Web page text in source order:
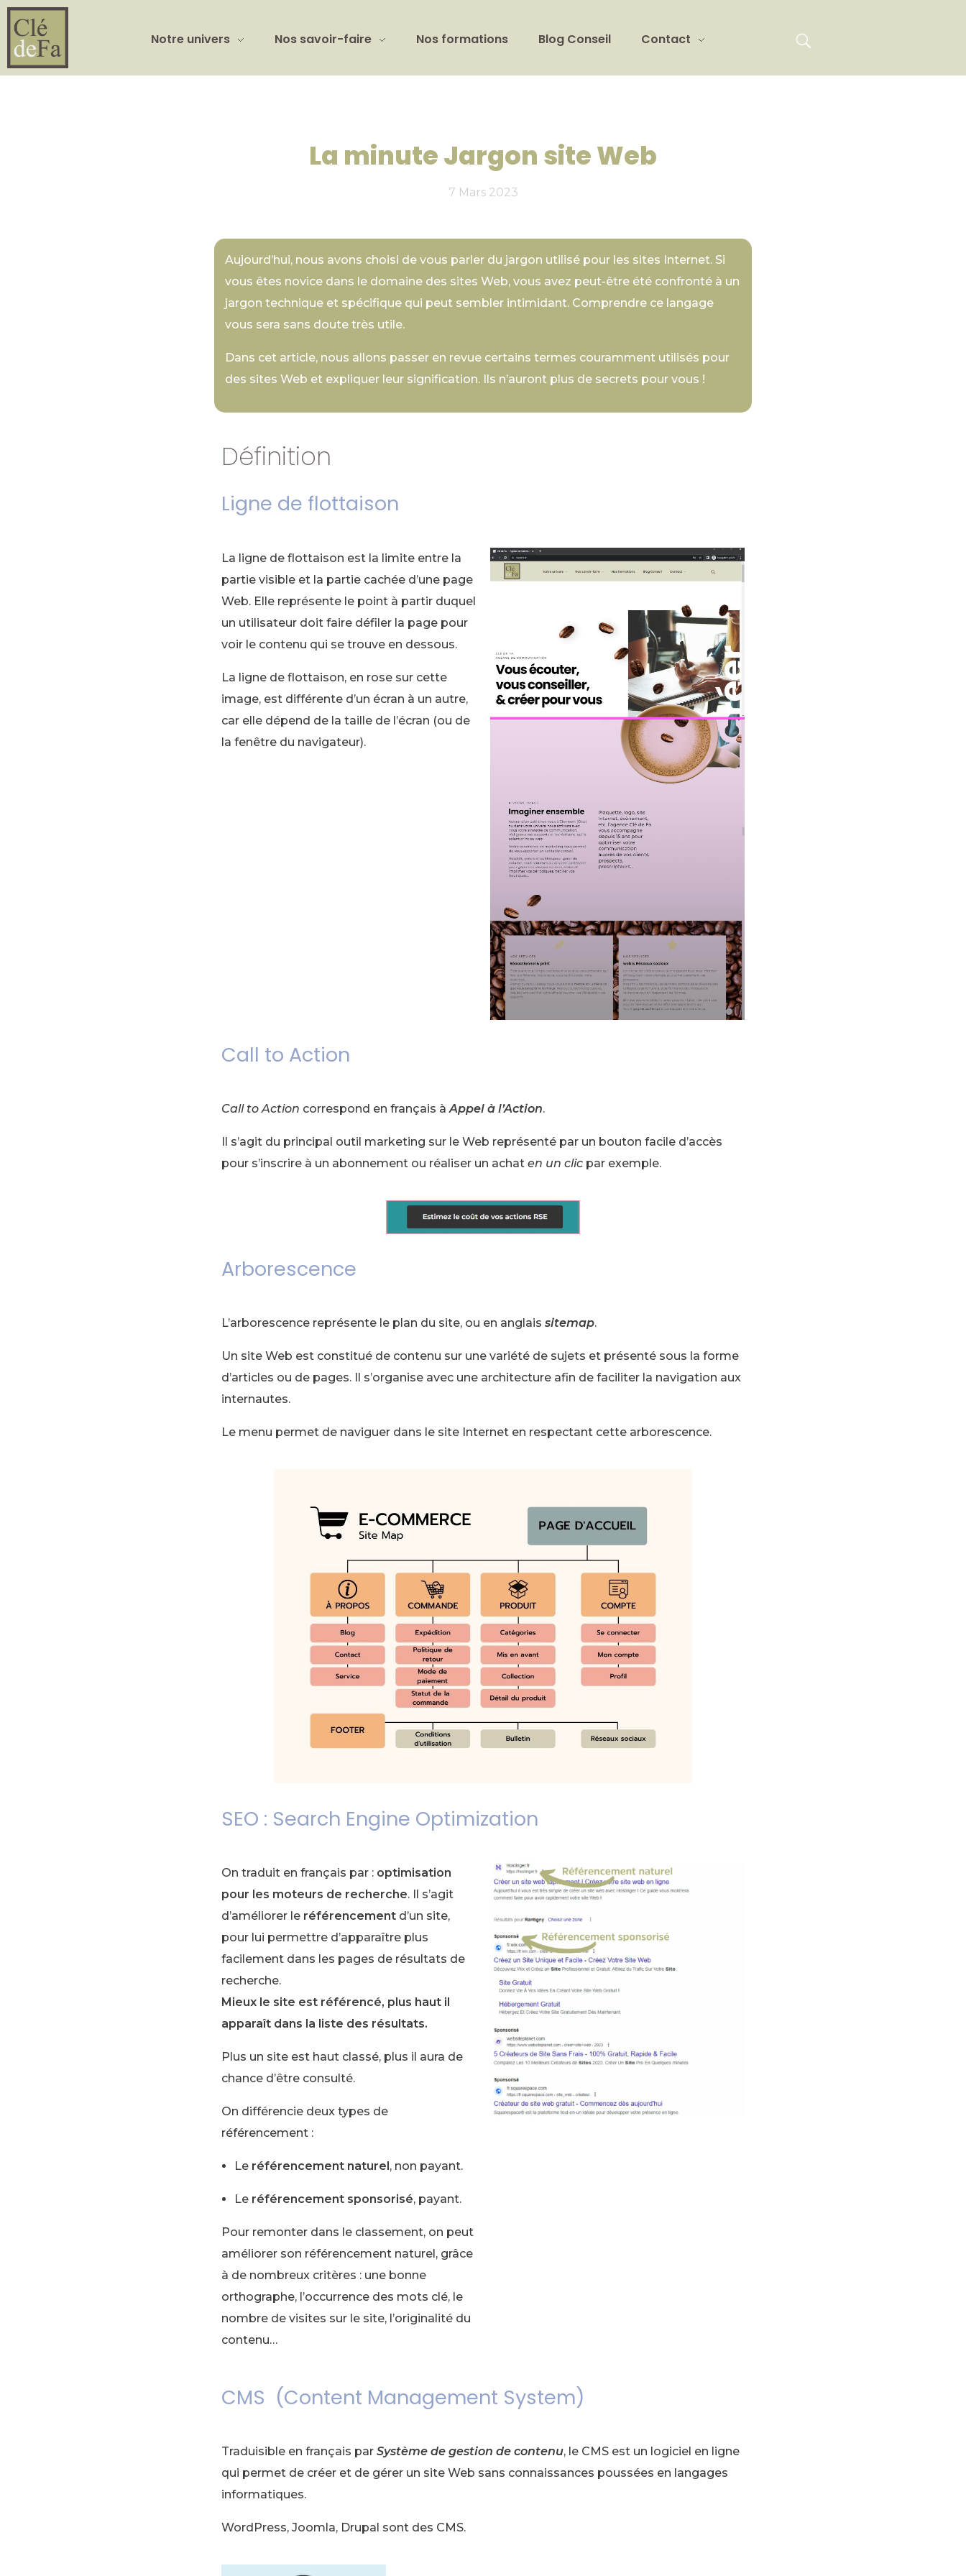
Notre univers Nos savoir-faire Nos formations Blog Conseil Contact
La minute Jargon site Web
7 Mars 2023
Aujourd’hui, nous avons choisi de vous parler du jargon utilisé pour les sites Internet. Si
vous êtes novice dans le domaine des sites Web, vous avez peut-être été confronté à un
jargon technique et spécifique qui peut sembler intimidant. Comprendre ce langage
vous sera sans doute très utile.
Dans cet article, nous allons passer en revue certains termes couramment utilisés pour
des sites Web et expliquer leur signification. Ils n’auront plus de secrets pour vous !
Définition
Ligne de flottaison
La ligne de flottaison est la limite entre la
partie visible et la partie cachée d’une page
Web. Elle représente le point à partir duquel
un utilisateur doit faire défiler la page pour
voir le contenu qui se trouve en dessous.
La ligne de flottaison, en rose sur cette
image, est différente d’un écran à un autre,
car elle dépend de la taille de l’écran (ou de
la fenêtre du navigateur).
Call to Action
Call to Action correspond en français àAppel à l’Action.
Il s’agit du principal outil marketing sur le Web représenté par un bouton facile d’accès
pour s’inscrire à un abonnement ou réaliser un achat en un clic par exemple.
Arborescence
L’arborescence représente le plan du site, ou en anglais sitemap.
Un site Web est constitué de contenu sur une variété de sujets et présenté sous la forme
d’articles ou de pages. Il s’organise avec une architecture afin de faciliter la navigation aux
internautes.
Le menu permet de naviguer dans le site Internet en respectant cette arborescence.
SEO : Search Engine Optimization
On traduit en français par : optimisation
pour les moteurs de recherche. Il s’agit
d’améliorer le référencement d’un site,
pour lui permettre d’apparaître plus
facilement dans les pages de résultats de
recherche.
Mieux le site est référencé, plus haut il
apparaît dans la liste des résultats.
Plus un site est haut classé, plus il aura de
chance d’être consulté.
On différencie deux types de
référencement :
Le référencement naturel, non payant.
Le référencement sponsorisé, payant.
Pour remonter dans le classement, on peut
améliorer son référencement naturel, grâce
à de nombreux critères : une bonne
orthographe, l’occurrence des mots clé, le
nombre de visites sur le site, l’originalité du
contenu…
CMS (Content Management System)
Traduisible en français par Système de gestion de contenu, le CMS est un logiciel en ligne
qui permet de créer et de gérer un site Web sans connaissances poussées en langages
informatiques.
WordPress, Joomla, Drupal sont des CMS.